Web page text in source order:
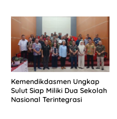
Kemendikdasmen Ungkap
Sulut Siap Miliki Dua Sekolah
Nasional Terintegrasi